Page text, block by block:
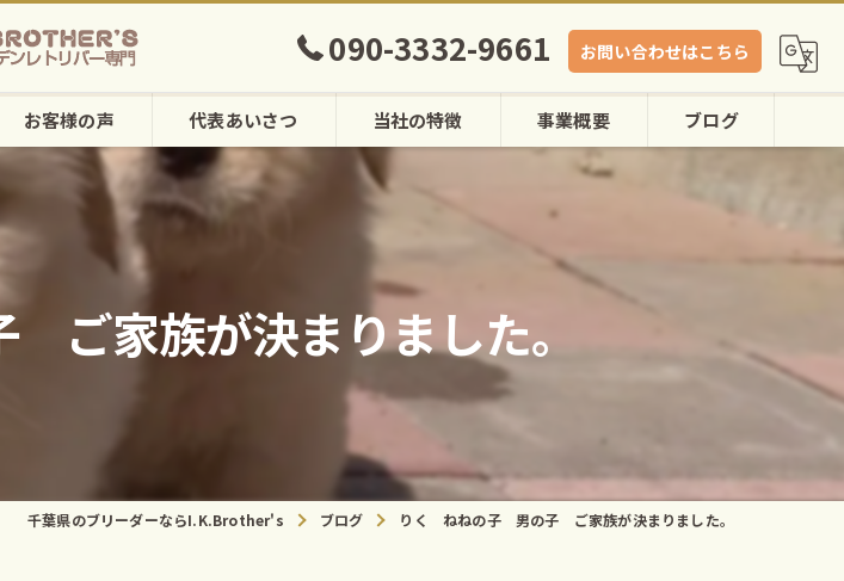
090-3332-9661 お問い合わせはこちら
お客様の声 代表あいさつ 当社の特徴
ゴールデンレトリバー
ペット
事業概要 ブログ
家族が決まりました。
千葉県のブリーダーならI.K.Brother's ブログ りく ねねの子 男の子 ご家族が決まりました。